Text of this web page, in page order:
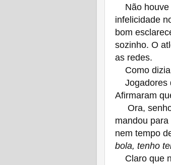
Não houve
infelicidade
bom
sozinho. O
as redes.
Como dizia
Jogadores
Afirmaram
Ora,
mandou
nem tempo
bola, tenho
Claro que